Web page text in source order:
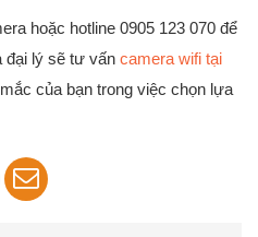
hoặc hotline 0905 123 070 để
đại lý sẽ tư vấn camera wifi tại
của bạn trong việc chọn lựa